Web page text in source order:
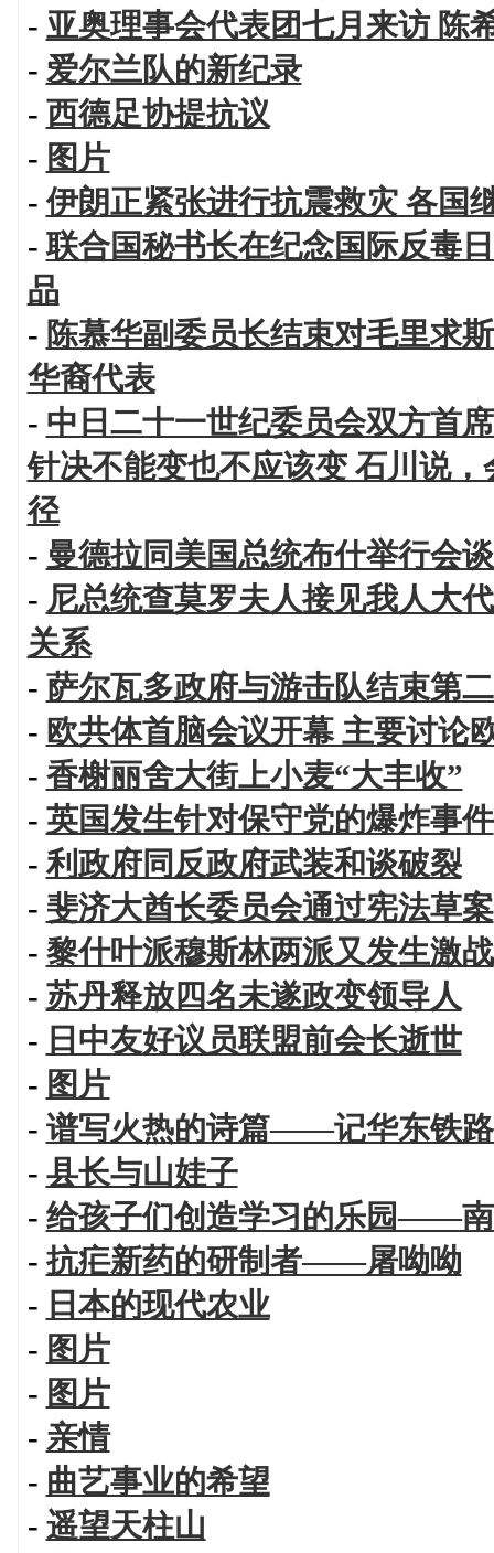
- 亚奥理事会代表团七月来访 陈
- 爱尔兰队的新纪录
- 西德足协提抗议
- 图片
-伊朗正紧张进行抗震救灾 各国
-联合国秘书长在纪念国际反毒
品
- 陈慕华副委员长结束对毛里求
华裔代表
- 中日二十一世纪委员会双方首
针决不能变也不应该变 石川说
径
- 曼德拉同美国总统布什举行会
- 尼总统查莫罗夫人接见我人大
关系
- 萨尔瓦多政府与游击队结束第
- 欧共体首脑会议开幕 主要讨论
- 香榭丽舍大街上小麦“大丰收”
- 英国发生针对保守党的爆炸事件
-利政府同反政府武装和谈破裂
- 斐济大酋长委员会通过宪法草案
- 黎什叶派穆斯林两派又发生激战
- 苏丹释放四名未遂政变领导人
- 日中友好议员联盟前会长逝世
- 图片
- 谱写火热的诗篇——记华东铁
- 县长与山娃子
- 给孩子们创造学习的乐园——
-抗疟新药的研制者——屠呦呦
- 日本的现代农业
- 图片
- 图片
- 亲情
- 曲艺事业的希望
- 遥望天柱山